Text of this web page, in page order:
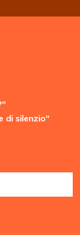
di silenzio"